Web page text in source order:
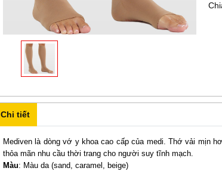
Chi tiết
Mediven là dòng vớ y khoa cao cấp của medi. Thớ vải mịn
thỏa mãn nhu cầu thời trang cho người suy tĩnh mạch.
Màu: Màu da (sand, caramel, beige)